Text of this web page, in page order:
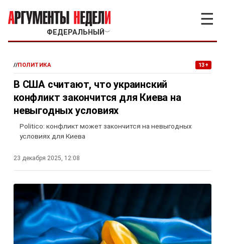
ФЕДЕРАЛЬНЫЙ ﹀
☰
//ПОЛИТИКА 13+
В США считают, что украинский
конфликт закончится для Киева на
невыгодных условиях
Politico: конфликт может закончится на невыгодных
условиях для Киева
23 декабря 2025, 12:08